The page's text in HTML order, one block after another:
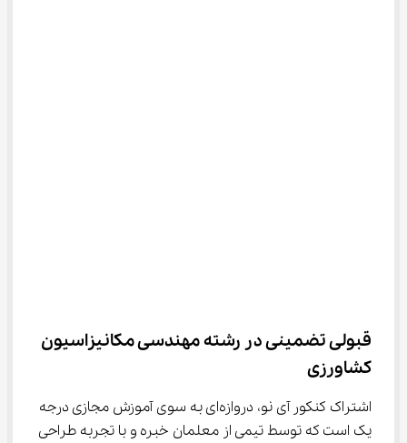
قبولی تضمینی در رشته مهندسی مکانیزاسیون
کشاورزی
اشتراک کنکور آی نو، دروازه‌ای به سوی آموزش مجازی درجه
یک است که توسط تیمی از معلمان خبره و با تجربه طراحی